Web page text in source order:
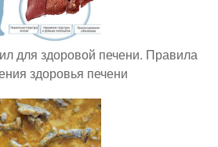
для здоровой печени. Правила
здоровья печени